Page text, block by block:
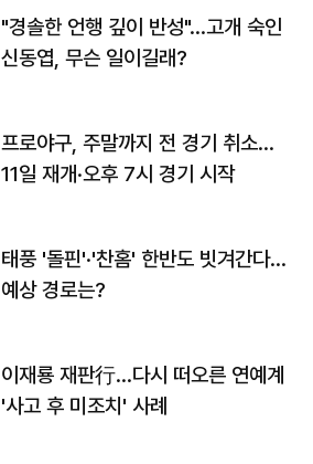
"경솔한 언행 깊이 반성"…고개 숙인
신동엽, 무슨 일이길래?
프로야구, 주말까지 전 경기 취소…
11일 재개·오후 7시 경기 시작
태풍 '돌핀'·'찬홈' 한반도 빗겨간다…
예상 경로는?
이재룡 재판行…다시 떠오른 연예계
'사고 후 미조치' 사례